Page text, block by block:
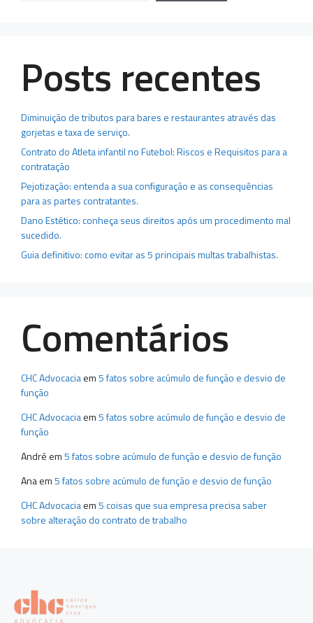
Posts recentes
Diminuição de tributos para bares e restaurantes através das
gorjetas e taxa de serviço.
Contrato do Atleta infantil no Futebol: Riscos e Requisitos para a
contratação
Pejotização: entenda a sua configuração e as consequências
para as partes contratantes.
Dano Estético: conheça seus direitos após um procedimento mal
sucedido.
Guia definitivo: como evitar as 5 principais multas trabalhistas.
Comentários
CHC Advocaciaem5 fatos sobre acúmulo de função e desvio de
função
CHC Advocaciaem5 fatos sobre acúmulo de função e desvio de
função
André em5 fatos sobre acúmulo de função e desvio de função
Anaem5 fatos sobre acúmulo de função e desvio de função
CHC Advocaciaem5 coisas que sua empresa precisa saber
sobre alteração do contrato de trabalho